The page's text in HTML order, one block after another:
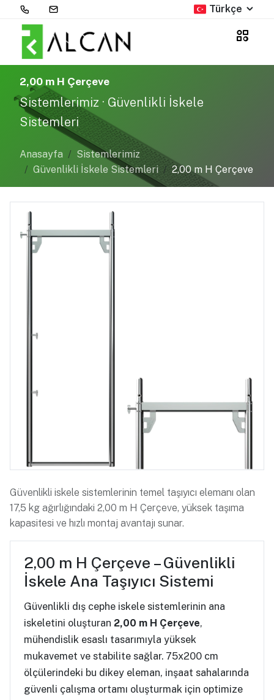
Türkçe
2,00 m H Çerçeve
Sistemlerimiz · Güvenlikli İskele
Sistemleri
Anasayfa
Sistemlerimiz
Güvenlikli İskele Sistemleri
2,00 m H Çerçeve
Güvenlikli iskele sistemlerinin temel taşıyıcı elemanı olan
17,5 kg ağırlığındaki 2,00 m H Çerçeve, yüksek taşıma
kapasitesi ve hızlı montaj avantajı sunar.
2,00 m H Çerçeve – Güvenlikli
İskele Ana Taşıyıcı Sistemi
Güvenlikli dış cephe iskele sistemlerinin ana
iskeletini oluşturan 2,00 m H Çerçeve,
mühendislik esaslı tasarımıyla yüksek
mukavemet ve stabilite sağlar. 75x200 cm
ölçülerindeki bu dikey eleman, inşaat sahalarında
güvenli çalışma ortamı oluşturmak için optimize